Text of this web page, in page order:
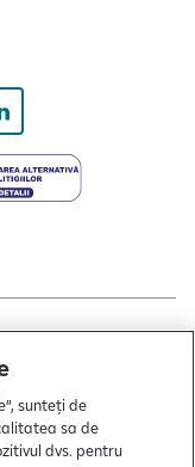
sunteți de
sa de
dvs. pentru